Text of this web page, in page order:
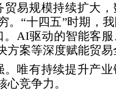
贸易规模持续扩大
。“十四五”时期，
。AI驱动的智能客
方案等深度赋能贸
。唯有持续提升产
竞争力。